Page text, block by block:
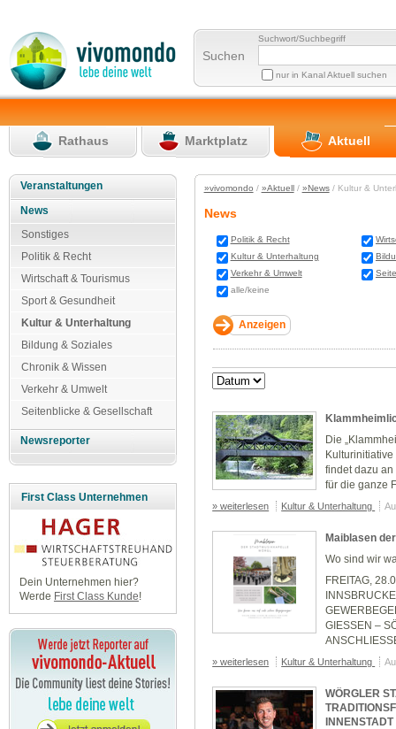
Suchen
Suchwort/Suchbegriff
nur in Kanal Aktuell suchen
Rathaus Marktplatz Aktuell
Veranstaltungen
News
Sonstiges
Politik & Recht
Wirtschaft & Tourismus
Sport & Gesundheit
Kultur & Unterhaltung
Bildung & Soziales
Chronik & Wissen
Verkehr & Umwelt
Seitenblicke & Gesellschaft
Newsreporter
First Class Unternehmen
Dein Unternehmen hier?
Werde First Class Kunde!
»vivomondo / »Aktuell/ »News/ Kultur &
News
Politik & Recht
Kultur & Unterhaltung
Verkehr & Umwelt
alle/keine
Die
findet dazu
für die ganze
» weiterlesen Kultur & Unterhaltung
Maiblasen
Wo sind wir
FREITAG,
GIESSEN –
» weiterlesen Kultur & Unterhaltung
WÖRGLER
INNENSTADT